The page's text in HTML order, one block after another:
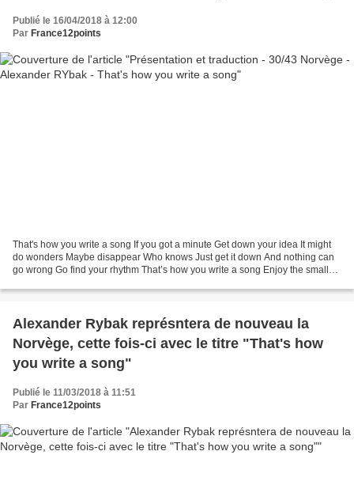
Publié le 16/04/2018 à 12:00
Par France12points
That's how you write a song If you got a minute Get down your idea It might
do wonders Maybe disappear Who knows Just get it down And nothing can
go wrong Go find your rhythm That’s how you write a song Enjoy the small
Alexander Rybak représntera de nouveau la
Norvège, cette fois-ci avec le titre "That's how
you write a song"
Publié le 11/03/2018 à 11:51
Par France12points